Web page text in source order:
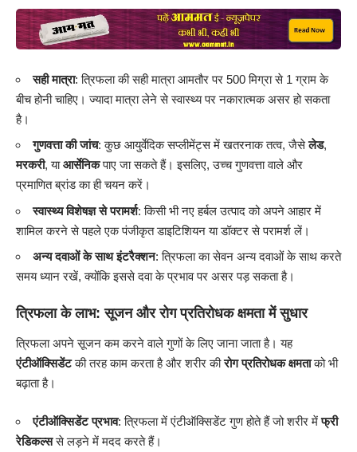
सही मात्रा: त्रिफला की सही मात्रा आमतौर पर 500 मिग्रा से 1 ग्राम के
बीच होनी चाहिए। ज्यादा मात्रा लेने से स्वास्थ्य पर नकारात्मक असर हो सकता
है।
गुणवत्ता की जांच: कुछ आयुर्वेदिक सप्लीमेंट्स में खतरनाक तत्व, जैसेलेड,
मरकरी, याआर्सेनिकपाए जा सकते हैं। इसलिए, उच्च गुणवत्ता वाले और
प्रमाणित ब्रांड का ही चयन करें।
स्वास्थ्य विशेषज्ञ से परामर्श: किसी भी नए हर्बल उत्पाद को अपने आहार में
शामिल करने से पहले एक पंजीकृत डाइटिशियन या डॉक्टर से परामर्श लें।
अन्य दवाओं के साथ इंटरैक्शन: त्रिफला का सेवन अन्य दवाओं के साथ करते
समय ध्यान रखें, क्योंकि इससे दवा के प्रभाव पर असर पड़ सकता है।
त्रिफला के लाभ: सूजन और रोग प्रतिरोधक क्षमता में सुधार
त्रिफला अपने सूजन कम करने वाले गुणों के लिए जाना जाता है। यह
एंटीऑक्सिडेंटकी तरह काम करता है और शरीर कीरोग प्रतिरोधक क्षमताको भी
बढ़ाता है।
एंटीऑक्सिडेंट प्रभाव: त्रिफला में एंटीऑक्सिडेंट गुण होते हैं जो शरीर मेंफ्री
रेडिकल्ससे लड़ने में मदद करते हैं।